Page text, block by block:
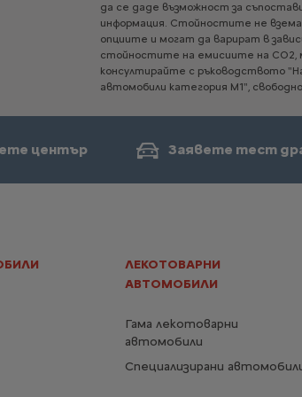
да се даде възможност за
информация. Стойностите не
опциите и могат да варират в
стойностите на емисиите на CO2,
консултирайте с ръководството
автомобили категория М1", свободно
център Заявете тест
ЛЕКОТОВАРНИ
АВТОМОБИЛИ
Гама лекотоварни
автомобили
Специализирани